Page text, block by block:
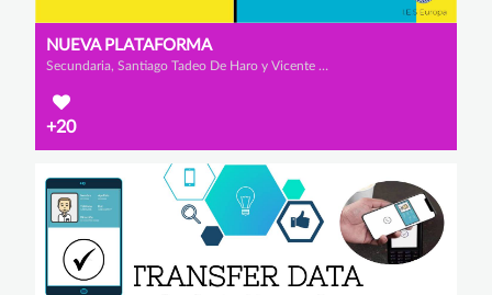
NUEVA PLATAFORMA
Secundaria, Santiago Tadeo De Haro y Vicente Alberola Rodríguez
+20